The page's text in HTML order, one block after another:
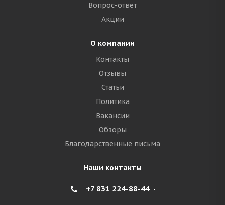
Вопрос-ответ
Акции
О компании
Контакты
Отзывы
Статьи
Политика
Вакансии
Обзоры
Благодарственные письма
Наши контакты
+7 831 224-88-44